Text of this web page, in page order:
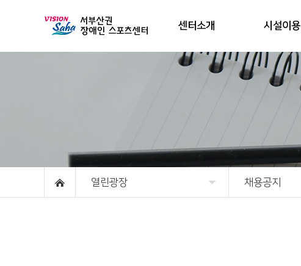
센터소개 시설이용
열린광장 채용공지